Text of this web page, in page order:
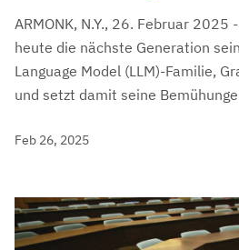
ARMONK, N.Y., 26. Februar 2025
heute die nächste Generation
Language Model (LLM)-Familie,
und setzt damit seine
Feb 26, 2025